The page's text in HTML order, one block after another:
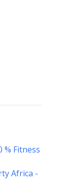
% Fitness
Africa -